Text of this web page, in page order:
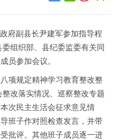
府副县长尹建军参加指导程
组织部、县纪委监委有关同
员参加会议。
规定精神学习教育整改整
改落实情况、巡察整改专题
次民主生活会征求意见情
班子作对照检查发言，并带
批评。其他班子成员逐一进